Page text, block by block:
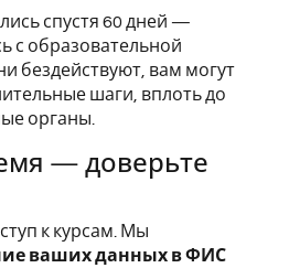
спустя 60 дней —
с образовательной
бездействуют, вам могут
шаги, вплоть до
органы.
— доверьте
к курсам. Мы
ваших данных в ФИС